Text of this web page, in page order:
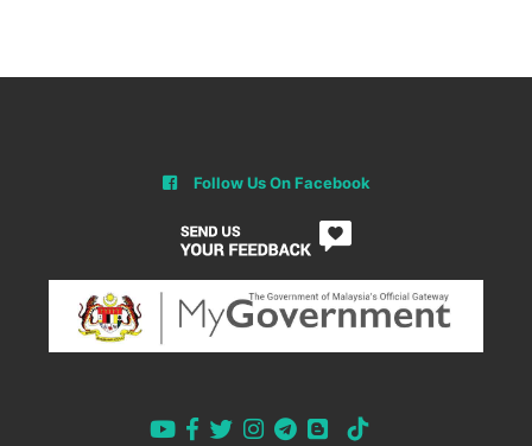
Follow Us On Facebook